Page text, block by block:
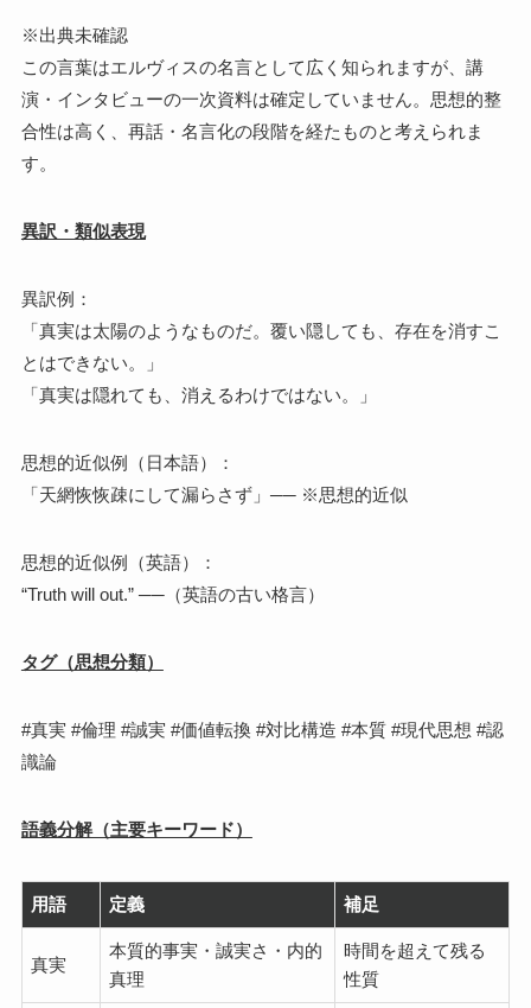
※出典未確認
この言葉はエルヴィスの名言として広く知られますが、講
演・インタビューの一次資料は確定していません。思想的整
合性は高く、再話・名言化の段階を経たものと考えられま
す。
異訳・類似表現
異訳例：
「真実は太陽のようなものだ。覆い隠しても、存在を消すこ
とはできない。」
「真実は隠れても、消えるわけではない。」
思想的近似例（日本語）：
「天網恢恢疎にして漏らさず」── ※思想的近似
思想的近似例（英語）：
“Truth will out.” ──（英語の古い格言）
タグ（思想分類）
#真実 #倫理 #誠実 #価値転換 #対比構造 #本質 #現代思想 #認
識論
語義分解（主要キーワード）
用語 定義 補足
真実
本質的事実・誠実さ・内的
真理
時間を超えて残る
性質